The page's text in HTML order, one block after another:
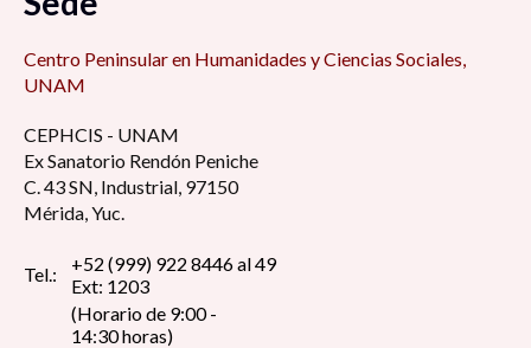
Centro Peninsular en Humanidades y Ciencias Sociales,
UNAM
CEPHCIS - UNAM
Ex Sanatorio Rendón Peniche
C. 43 SN, Industrial, 97150
Mérida, Yuc.
Tel.:
+52 (999) 922 8446 al 49
Ext: 1203
(Horario de 9:00 -
14:30 horas)